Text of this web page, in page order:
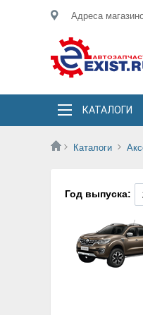
Адреса
КАТАЛОГИ
Каталоги
Год выпуска: